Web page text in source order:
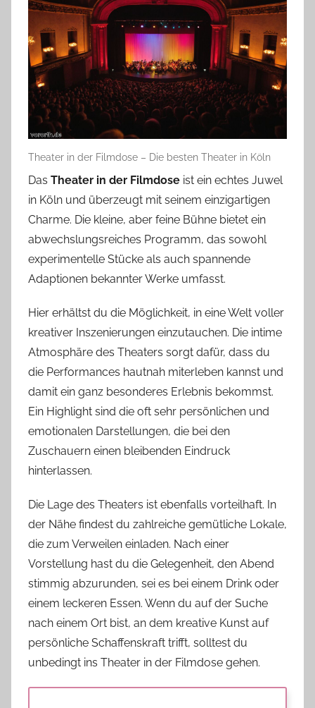
Theater in der Filmdose – Die besten Theater in Köln
Das Theater in der Filmdose ist ein echtes Juwel
in Köln und überzeugt mit seinem einzigartigen
Charme. Die kleine, aber feine Bühne bietet ein
abwechslungsreiches Programm, das sowohl
experimentelle Stücke als auch spannende
Adaptionen bekannter Werke umfasst.
Hier erhältst du die Möglichkeit, in eine Welt voller
kreativer Inszenierungen einzutauchen. Die intime
Atmosphäre des Theaters sorgt dafür, dass du
die Performances hautnah miterleben kannst und
damit ein ganz besonderes Erlebnis bekommst.
Ein Highlight sind die oft sehr persönlichen und
emotionalen Darstellungen, die bei den
Zuschauern einen bleibenden Eindruck
hinterlassen.
Die Lage des Theaters ist ebenfalls vorteilhaft. In
der Nähe findest du zahlreiche gemütliche Lokale,
die zum Verweilen einladen. Nach einer
Vorstellung hast du die Gelegenheit, den Abend
stimmig abzurunden, sei es bei einem Drink oder
einem leckeren Essen. Wenn du auf der Suche
nach einem Ort bist, an dem kreative Kunst auf
persönliche Schaffenskraft trifft, solltest du
unbedingt ins Theater in der Filmdose gehen.